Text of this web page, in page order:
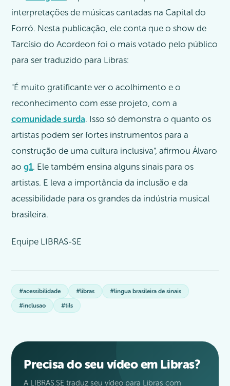
interpretações de músicas cantadas na Capital do
Forró. Nesta publicação, ele conta que o show de
Tarcísio do Acordeon foi o mais votado pelo público
para ser traduzido para Libras:
"É muito gratificante ver o acolhimento e o
reconhecimento com esse projeto, com a
comunidade surda. Isso só demonstra o quanto os
artistas podem ser fortes instrumentos para a
construção de uma cultura inclusiva", afirmou Álvaro
ao g1. Ele também ensina alguns sinais para os
artistas. E leva a importância da inclusão e da
acessibilidade para os grandes da indústria musical
brasileira.
Equipe LIBRAS-SE
#acessibilidade #libras
#lingua brasileira de sinais
#inclusao
#tils
Precisa do seu vídeo em Libras?
A LIBRAS.SE traduz seu vídeo para Libras com